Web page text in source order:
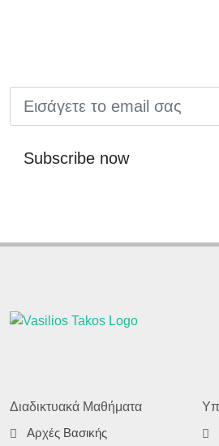
Subscribe now
Διαδικτυακά Μαθήματα
Αρχές Βασικής